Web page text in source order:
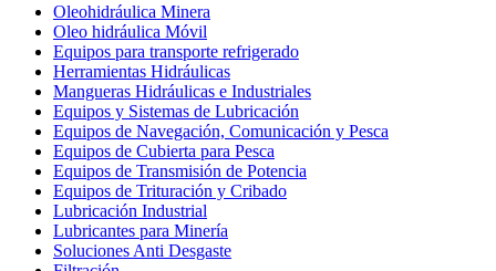
Oleohidráulica Minera
Oleo hidráulica Móvil
Equipos para transporte refrigerado
Herramientas Hidráulicas
Mangueras Hidráulicas e Industriales
Equipos y Sistemas de Lubricación
Equipos de Navegación, Comunicación y Pesca
Equipos de Cubierta para Pesca
Equipos de Transmisión de Potencia
Equipos de Trituración y Cribado
Lubricación Industrial
Lubricantes para Minería
Soluciones Anti Desgaste